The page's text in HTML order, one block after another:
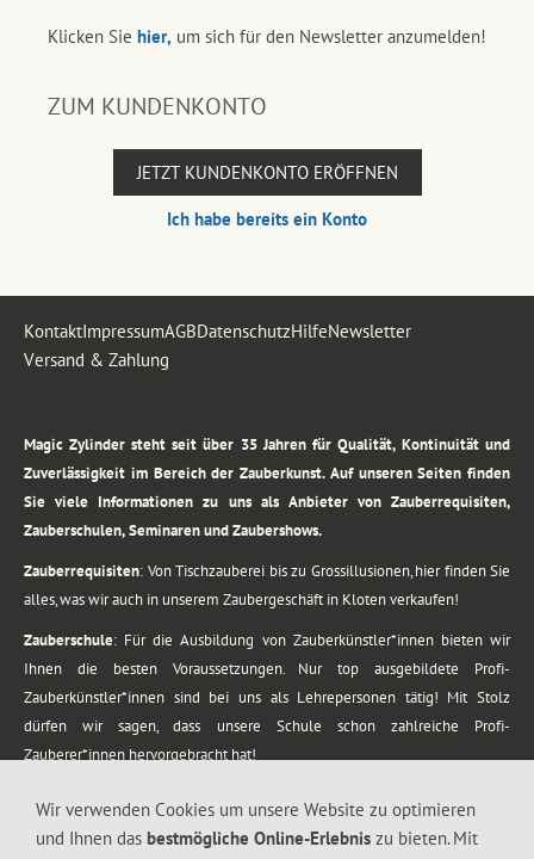
Klicken Sie hier, um sich für den Newsletter anzumelden!
ZUM KUNDENKONTO
JETZT KUNDENKONTO ERÖFFNEN
Ich habe bereits ein Konto
KontaktImpressumAGBDatenschutzHilfeNewsletter
Versand & Zahlung
Magic Zylinder steht seit über 35 Jahren für Qualität, Kontinuität und
Zuverlässigkeit im Bereich der Zauberkunst. Auf unseren Seiten finden
Sie viele Informationen zu uns als Anbieter von Zauberrequisiten,
Zauberschulen, Seminaren und Zaubershows.
Zauberrequisiten: Von Tischzauberei bis zu Grossillusionen, hier finden Sie
alles, was wir auch in unserem Zaubergeschäft in Kloten verkaufen!
Zauberschule: Für die Ausbildung von Zauberkünstler*innen bieten wir
Ihnen die besten Voraussetzungen. Nur top ausgebildete Profi-
Zauberkünstler*innen sind bei uns als Lehrepersonen tätig! Mit Stolz
dürfen wir sagen, dass unsere Schule schon zahlreiche Profi-
Zauberer*innen hervorgebracht hat!
vom Kinderprogramm bis zur Tischzauberei. Lassen Sie sich faszinieren von
meiner Zauber-Sprech-Show, angerührt mit sprachlichen Sequenzen,
Wir verwenden Cookies um unsere Website zu optimieren
und Ihnen das bestmögliche Online-Erlebnis zu bieten. Mit